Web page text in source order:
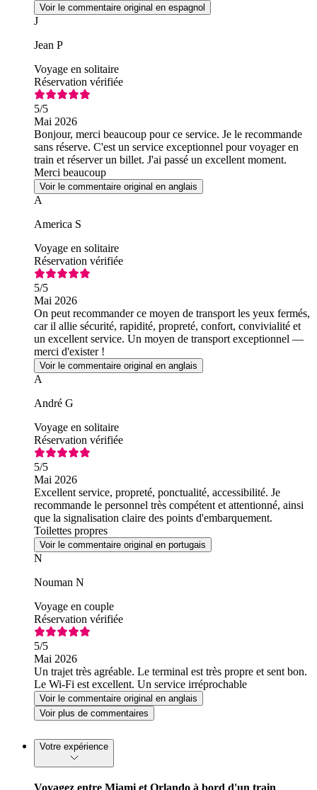
Voir le commentaire original en espagnol
J
Jean P
Voyage en solitaire
Réservation vérifiée
5/5
Mai 2026
Bonjour, merci beaucoup pour ce service. Je le recommande
sans réserve. C'est un service exceptionnel pour voyager en
train et réserver un billet. J'ai passé un excellent moment.
Merci beaucoup
Voir le commentaire original en anglais
A
America S
Voyage en solitaire
Réservation vérifiée
5/5
Mai 2026
On peut recommander ce moyen de transport les yeux fermés,
car il allie sécurité, rapidité, propreté, confort, convivialité et
un excellent service. Un moyen de transport exceptionnel —
merci d'exister !
Voir le commentaire original en anglais
A
André G
Voyage en solitaire
Réservation vérifiée
5/5
Mai 2026
Excellent service, propreté, ponctualité, accessibilité. Je
recommande le personnel très compétent et attentionné, ainsi
que la signalisation claire des points d'embarquement.
Toilettes propres
Voir le commentaire original en portugais
N
Nouman N
Voyage en couple
Réservation vérifiée
5/5
Mai 2026
Un trajet très agréable. Le terminal est très propre et sent bon.
Le Wi-Fi est excellent. Un service irréprochable
Voir le commentaire original en anglais
Voir plus de commentaires
Votre expérience
Voyagez entre Miami et Orlando à bord d'un train